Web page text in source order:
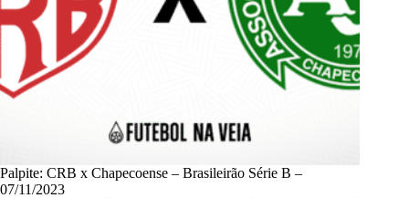
Palpite: CRB x Chapecoense – Brasileirão Série B –
07/11/2023